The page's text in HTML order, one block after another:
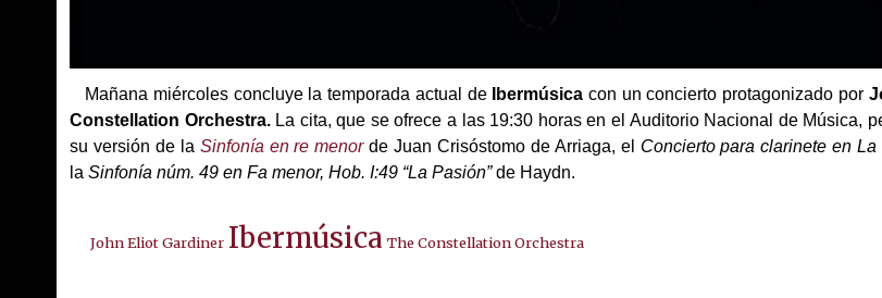
Mañana miércoles concluye la temporada actual de Ibermúsica con un concierto protagonizado por
Constellation Orchestra.La cita, que se ofrece a las 19:30 horas en el Auditorio Nacional de Música,
su versión de la Sinfonía en re menorde Juan Crisóstomo de Arriaga, el Concierto para clarinete en La
laSinfonía núm. 49 en Fa menor, Hob. I:49 “La Pasión”de Haydn.
John Eliot Gardiner Ibermúsica The Constellation Orchestra